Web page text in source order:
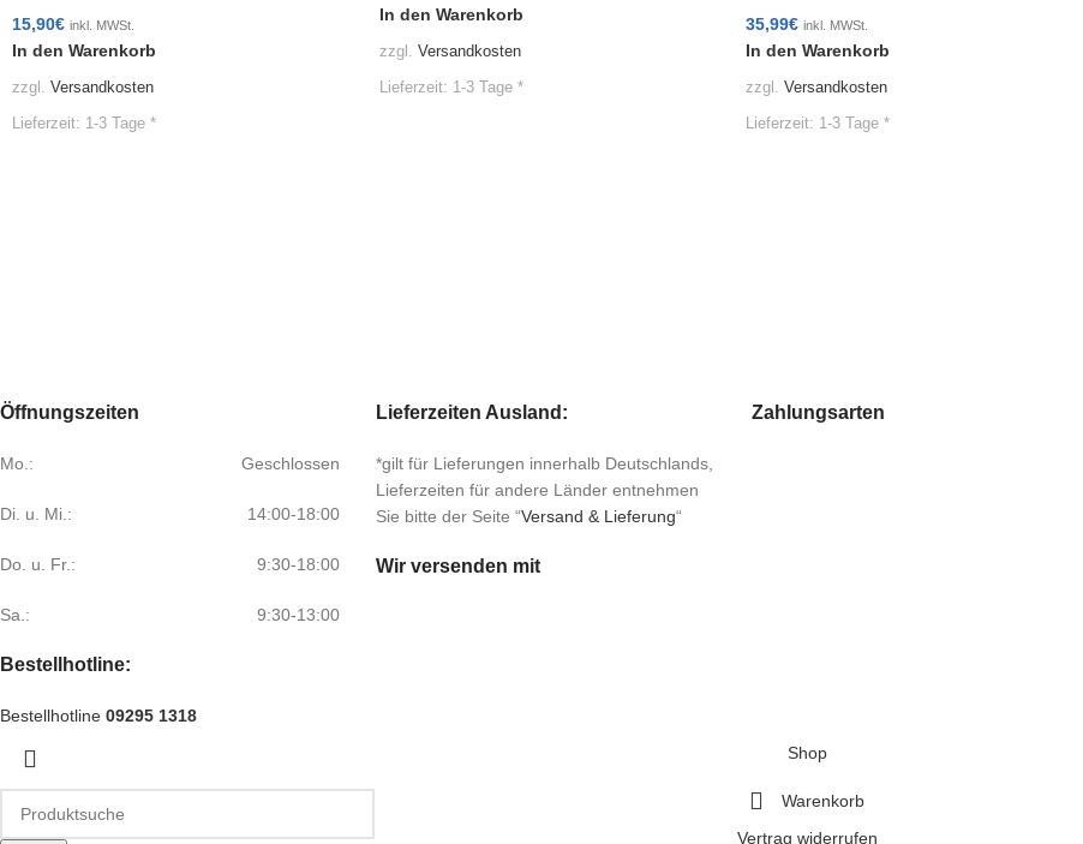
15,90€ inkl. MWSt.
In den Warenkorb
zzgl. Versandkosten
Lieferzeit: 1-3 Tage *
In den Warenkorb
zzgl. Versandkosten
Lieferzeit: 1-3 Tage *
35,99€ inkl. MWSt.
In den Warenkorb
zzgl. Versandkosten
Lieferzeit: 1-3 Tage *
Öffnungszeiten
Mo.: Geschlossen
Di. u. Mi.: 14:00-18:00
Do. u. Fr.: 9:30-18:00
Sa.: 9:30-13:00
Bestellhotline:
Bestellhotline 09295 1318
Lieferzeiten Ausland:
*gilt für Lieferungen innerhalb Deutschlands,
Lieferzeiten für andere Länder entnehmen
Sie bitte der Seite “Versand & Lieferung“
Wir versenden mit
Zahlungsarten
Shop
Warenkorb
Vertrag widerrufen